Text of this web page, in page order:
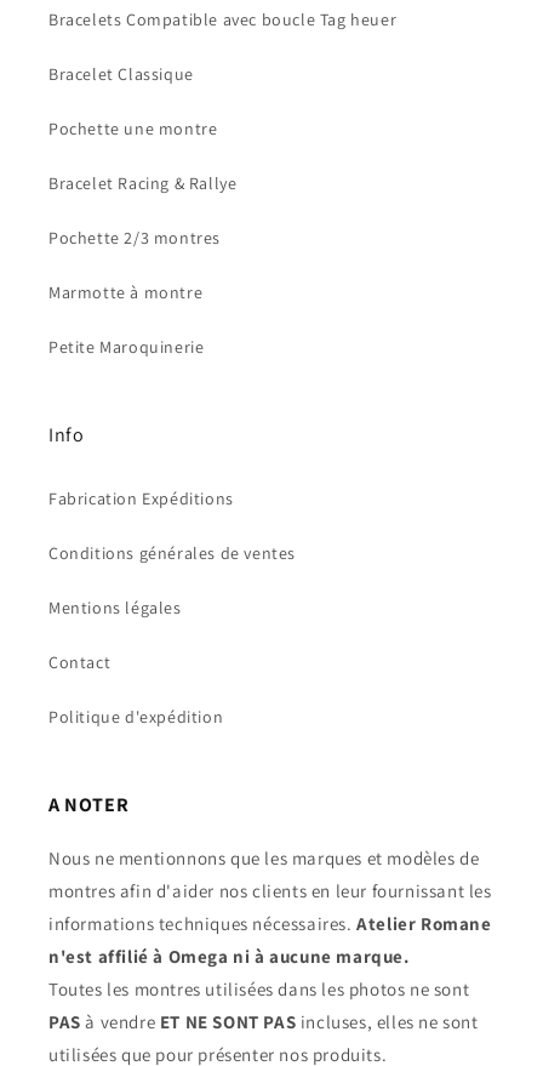
Bracelets Compatible avec boucle Tag heuer
Bracelet Classique
Pochette une montre
Bracelet Racing & Rallye
Pochette 2/3 montres
Marmotte à montre
Petite Maroquinerie
Info
Fabrication Expéditions
Conditions générales de ventes
Mentions légales
Contact
Politique d'expédition
A NOTER
Nous ne mentionnons que les marques et modèles de
montres afin d'aider nos clients en leur fournissant les
informations techniques nécessaires. Atelier Romane
n'est affilié à Omega ni à aucune marque.
Toutes les montres utilisées dans les photos ne sont
PAS à vendre ET NE SONT PAS incluses, elles ne sont
utilisées que pour présenter nos produits.